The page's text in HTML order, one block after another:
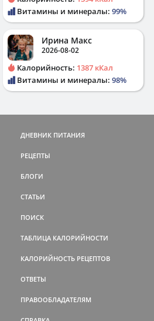
Витамины и минералы: 99%
Ирина Макс
2026-08-02
Калорийность: 1387 кКал
Витамины и минералы: 98%
ДНЕВНИК ПИТАНИЯ
РЕЦЕПТЫ
БЛОГИ
СТАТЬИ
ПОИСК
ТАБЛИЦА КАЛОРИЙНОСТИ
КАЛОРИЙНОСТЬ РЕЦЕПТОВ
ОТВЕТЫ
ПРАВООБЛАДАТЕЛЯМ